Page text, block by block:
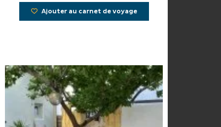
Ajouter au carnet de voyage